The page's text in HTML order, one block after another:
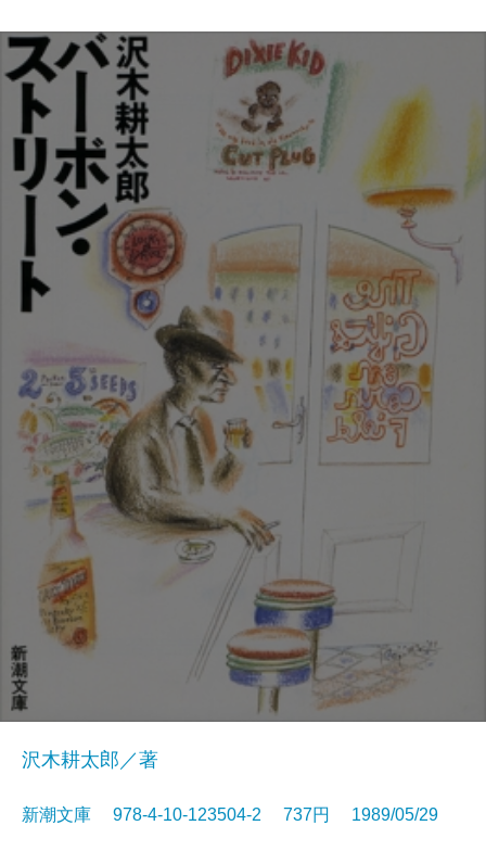
沢木耕太郎／著
新潮文庫 978-4-10-123504-2 737円 1989/05/29